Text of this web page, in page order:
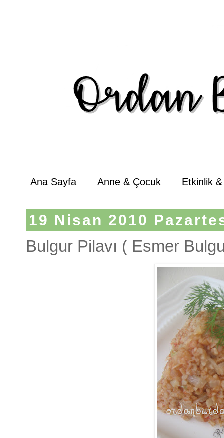
Ana Sayfa Anne & Çocuk Etkinlik
19 Nisan 2010
Bulgur Pilavı ( Esmer